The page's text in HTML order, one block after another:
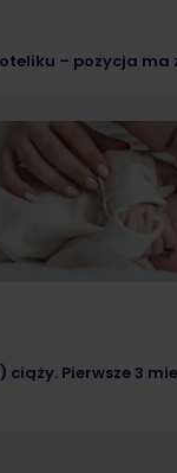
– pozycja ma
Pierwsze 3